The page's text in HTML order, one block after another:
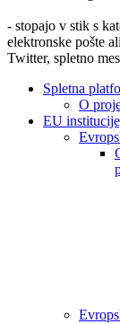
- stopajo v stik s
elektronske pošte
Twitter, spletno
Spletna
O
EU